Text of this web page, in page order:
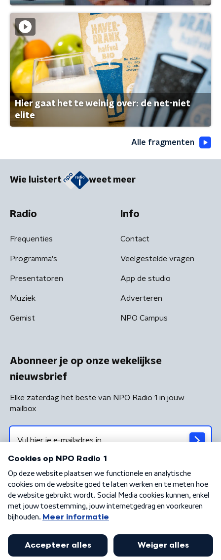
Hier gaat het te weinig over: de net-niet
elite
Alle fragmenten
Wie luistert weet meer
Radio
Frequenties
Programma's
Presentatoren
Muziek
Gemist
Info
Contact
Veelgestelde vragen
App de studio
Adverteren
NPO Campus
Abonneer je op onze wekelijkse
nieuwsbrief
Elke zaterdag het beste van NPO Radio 1 in jouw
mailbox
Algemene voorwaarden Privacybeleid